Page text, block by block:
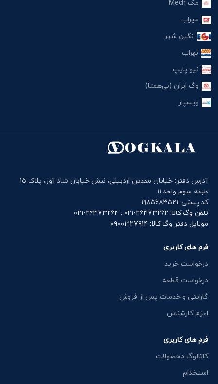
مک Mech
میراب
نگین شیر
نهراب
نیو پایپ
وگ ایران (بی‌همتا)
ویسپار
آدرس دفتر: خیابان مقدس اردبیلی، نبش خیابان شاد آور، پلاک ۱۵
طبقه سوم واحد ۱۱
کد پستی: ۱۹۸۵۶۸۳۵۲۱
تلفن وگ کالا: ۲۶۳۷۳۲۶۲-۰۲۱ , ۲۶۳۷۳۲۶۴-۰۲۱
موبایل دفتر وگ کالا: ۰۹۰۰۱۲۲۷۹۱۴
فرم های کاربری
درخواست خرید
درخواست قطعه
گارانتی و خدمات پس از فروش
اعزام کارشناس
فرم های کاربری
کاتالوگ محصولات
استخدام